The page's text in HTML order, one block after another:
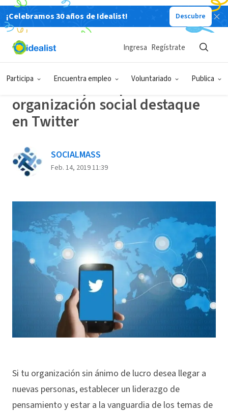
¡Celebramos 30 años de Idealist! Descubre
Participa Encuentra empleo Voluntariado Publica
Ingresa Regístrate
Back
7 maneras para que tu
organización social destaque
en Twitter
SOCIALMASS
Feb. 14, 2019 11:39
Si tu organización sin ánimo de lucro desea llegar a
nuevas personas, establecer un liderazgo de
pensamiento y estar a la vanguardia de los temas de